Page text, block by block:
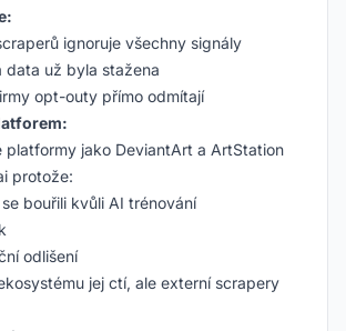
ignoruje všechny signály
data už byla stažena
opt-outy přímo odmítají
platformy jako DeviantArt a ArtStation
protože:
bouřili kvůli AI trénování
odlišení
jej ctí, ale externí scrapery